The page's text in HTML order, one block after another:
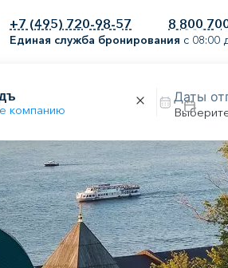
+7 (495) 720-98-57 8 800
Единая служба бронирования с 08:00
компанию